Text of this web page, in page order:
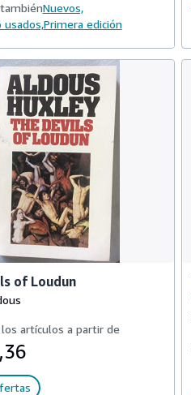
Nuevos,
usados,Primera edición
of Loudun
artículos a partir de